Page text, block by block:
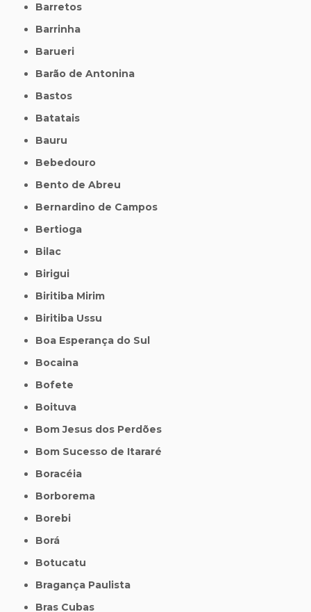
Barretos
Barrinha
Barueri
Barão de Antonina
Bastos
Batatais
Bauru
Bebedouro
Bento de Abreu
Bernardino de Campos
Bertioga
Bilac
Birigui
Biritiba Mirim
Biritiba Ussu
Boa Esperança do Sul
Bocaina
Bofete
Boituva
Bom Jesus dos Perdões
Bom Sucesso de Itararé
Boracéia
Borborema
Borebi
Borá
Botucatu
Bragança Paulista
Bras Cubas